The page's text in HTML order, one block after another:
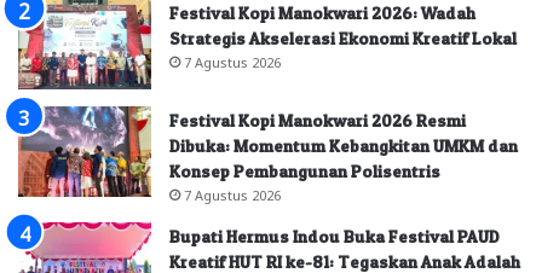
Festival Kopi Manokwari 2026: Wadah
Strategis Akselerasi Ekonomi Kreatif Lokal
7 Agustus 2026
Festival Kopi Manokwari 2026 Resmi
Dibuka: Momentum Kebangkitan UMKM dan
Konsep Pembangunan Polisentris
7 Agustus 2026
Bupati Hermus Indou Buka Festival PAUD
Kreatif HUT RI ke-81: Tegaskan Anak Adalah